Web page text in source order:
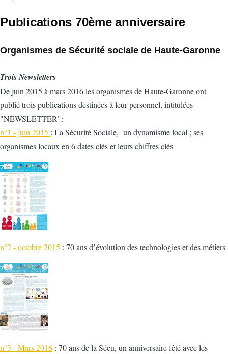
Publications 70ème anniversaire
Organismes de Sécurité sociale de Haute-Garonne
Trois Newsletters
De juin 2015 à mars 2016 les organismes de Haute-Garonne ont
publié trois publications destinées à leur personnel, intitulées
"NEWSLETTER":
n°1 - juin 2015 : La Sécurité Sociale, un dynamisme local ; ses
organismes locaux en 6 dates clés et leurs chiffres clés
n°2 - octobre 2015 : 70 ans d’évolution des technologies et des métiers
n°3 - Mars 2016 : 70 ans de la Sécu, un anniversaire fêté avec les